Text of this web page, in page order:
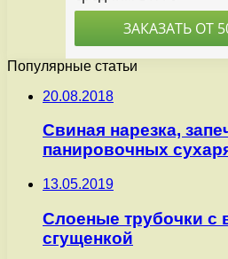
Популярные статьи
20.08.2018
Свиная нарезка,
панировочных
13.05.2019
Слоеные трубочки с
сгущенкой